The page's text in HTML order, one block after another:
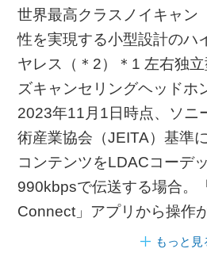
世界最高クラスノイキャン
性を実現する小型設計のハ
ヤレス（＊2）＊1 左右独
ズキャンセリングヘッドホ
2023年11月1日時点、ソニ
術産業協会（JEITA）基準
コンテンツをLDACコーデ
990kbpsで伝送する場合。
Connect」アプリから操作
もっと見